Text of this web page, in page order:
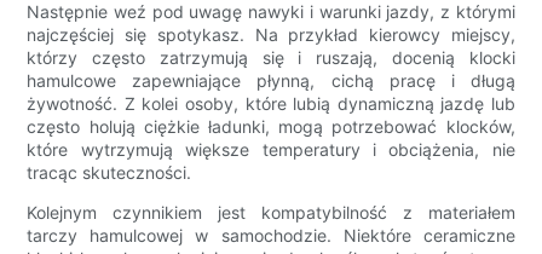
Następnie weź pod uwagę nawyki i warunki jazdy, z którymi
najczęściej się spotykasz. Na przykład kierowcy miejscy,
którzy często zatrzymują się i ruszają, docenią klocki
hamulcowe zapewniające płynną, cichą pracę i długą
żywotność. Z kolei osoby, które lubią dynamiczną jazdę lub
często holują ciężkie ładunki, mogą potrzebować klocków,
które wytrzymują większe temperatury i obciążenia, nie
tracąc skuteczności.
Kolejnym czynnikiem jest kompatybilność z materiałem
tarczy hamulcowej w samochodzie. Niektóre ceramiczne